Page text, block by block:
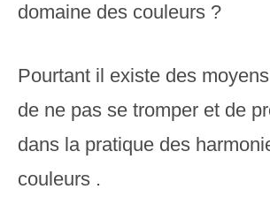
domaine des couleurs ?
Pourtant il existe des
de ne pas se tromper et de
dans la pratique des
couleurs .